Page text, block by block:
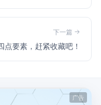
下一篇
点要素，赶紧收藏吧！